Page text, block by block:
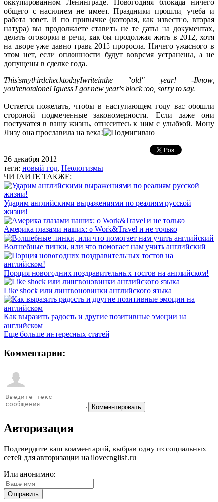
оккупированном Ленинграде. Новогодняя блокада ничего
общего с насилием не имеет. Праздники прошли, учеба и
работа зовет. И по привычке (которая, как известно, вторая
натура) вы продолжаете ставить не те даты на документах,
делать оговорки в речи, как бы продолжая жить в 2012, хотя
на дворе уже давно трава 2013 проросла. Ничего ужасного в
этом нет, если оплошности будут вовремя устранены, а не
допущены в сделке года.
ThisismythirdchecktodayIwriteinthe "old" year! -Iknow,
you'renotalone! Iguess I got new year's block too, sorry to say.
Остается пожелать, чтобы в наступающем году вас обошли
стороной подмеченные закономерности. Если даже они
постучатся в вашу жизнь, отнеситесь к ним с улыбкой. Мону
Лизу она прославила на века!
26 декабря 2012
теги: новый год, Неологизмы
ЧИТАЙТЕ ТАКЖЕ:
Ударим английскими выражениями по реалиям русской
жизни!
Америка глазами наших: о Work&Travel и не только
Волшебные пинки, или что помогает нам учить английский
Порция новогодних поздравительных тостов на английском!
Like shock или лингвоновинки английского языка
Как выразить радость и другие позитивные эмоции на
английском
Еще больше интересных статей
Комментарии:
Авторизация
Подтвердите ваш комментарий, выбрав одну из социальных
сетей для авторизации на iloveenglish.ru
Или анонимно: